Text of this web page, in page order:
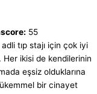
55
tıp stajı için çok iyi
Her ikisi de kendilerinin
eşsiz olduklarına
bir cinayet